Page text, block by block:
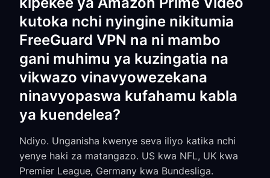
kutoka nchi nyingine nikitumia
FreeGuard VPN na ni mambo
gani muhimu ya kuzingatia na
vikwazo vinavyowezekana
ninavyopaswa kufahamu kabla
ya kuendelea?
Ndiyo. Unganisha kwenye seva iliyo katika nchi
yenye haki za matangazo. US kwa NFL, UK kwa
Premier League, Germany kwa Bundesliga.